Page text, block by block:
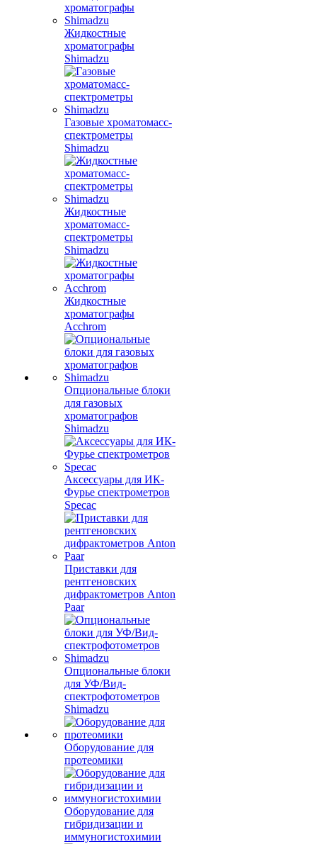
Жидкостные
хроматографы
Shimadzu
Газовые хроматомасс-
спектрометры
Shimadzu
Жидкостные
хроматомасс-
спектрометры
Shimadzu
Жидкостные
хроматографы
Acchrom
Опциональные блоки
для газовых
хроматографов
Shimadzu
Аксессуары для ИК-
Фурье спектрометров
Specac
Приставки для
рентгеновских
дифрактометров Anton
Paar
Опциональные блоки
для УФ/Вид-
спектрофотометров
Shimadzu
Оборудование для
протеомики
Оборудование для
гибридизации и
иммуногистохимии